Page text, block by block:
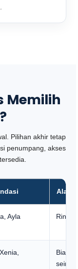
Memilih
Pilihan akhir tetap
penumpang, akses
Ayla
Biaya